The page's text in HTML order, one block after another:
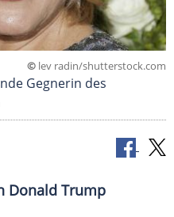
© lev radin/shutterstock.com
Gegnerin des
Donald Trump